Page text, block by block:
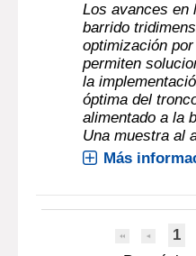
Los avances en
barrido
optimización
permiten
la
óptima del
alimentado a la
Una muestra al
Más
1